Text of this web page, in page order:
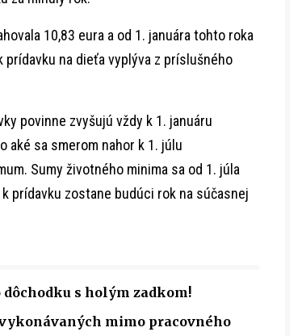
10,83 eura a od 1. januára tohto roka
prídavku na dieťa vyplýva z príslušného
povinne zvyšujú vždy k 1. januáru
aké sa smerom nahor k 1. júlu
Sumy životného minima sa od 1. júla
prídavku zostane budúci rok na súčasnej
s holým zadkom!
mimo pracovného